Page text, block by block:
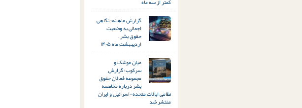
گزارش ماهانه؛ نگاهی
اجمالی به وضعیت
حقوق بشر –
اردیبهشت ماه ۱۴۰۵
میان موشک و
سرکوب؛ گزارش
مجموعه فعالان حقوق
بشر درباره مخاصمه
نظامی ایالات متحده-اسرائیل و ایران
منتشر شد